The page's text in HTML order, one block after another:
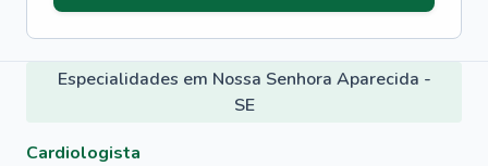
Especialidades em Nossa Senhora Aparecida -
SE
Cardiologista